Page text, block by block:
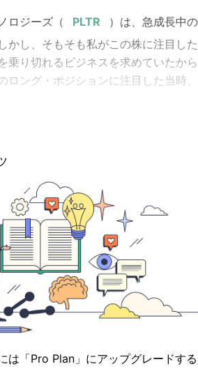
ロジーズ（
）は、急成長中の
かし、そもそも私がこの株に注目した
乗り切れるビジネスを求めていたから
ロング・ポジションに注目した当時、
は「Pro Plan」にアップグレードする